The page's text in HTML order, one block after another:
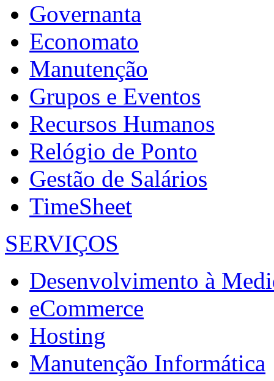
Governanta
Economato
Manutenção
Grupos e Eventos
Recursos Humanos
Relógio de Ponto
Gestão de Salários
TimeSheet
SERVIÇOS
Desenvolvimento à
eCommerce
Hosting
Manutenção Informática